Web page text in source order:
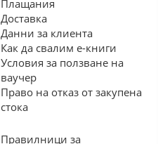
Плащания
Доставка
Данни за клиента
Как да свалим е-книги
Условия за ползване на
ваучер
Право на отказ от закупена
стока
Правилници за